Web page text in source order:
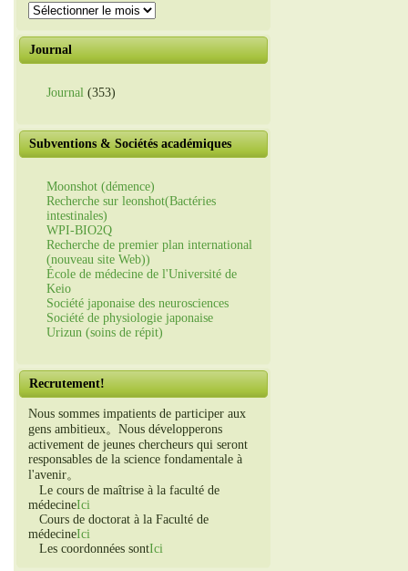
Nouvelles
passées
Journal
Journal (353)
Subventions & Sociétés académiques
Moonshot (démence)
Recherche sur leonshot(Bactéries
intestinales)
WPI-BIO2Q
Recherche de premier plan international
(nouveau site Web))
École de médecine de l'Université de
Keio
Société japonaise des neurosciences
Société de physiologie japonaise
Urizun (soins de répit)
Recrutement!
Nous sommes impatients de participer aux
gens ambitieux。Nous développerons
activement de jeunes chercheurs qui seront
responsables de la science fondamentale à
l'avenir。
Le cours de maîtrise à la faculté de
médecineIci
Cours de doctorat à la Faculté de
médecineIci
Les coordonnées sontIci